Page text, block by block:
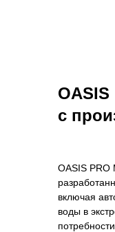
с
OASIS PRO
включая
воды в